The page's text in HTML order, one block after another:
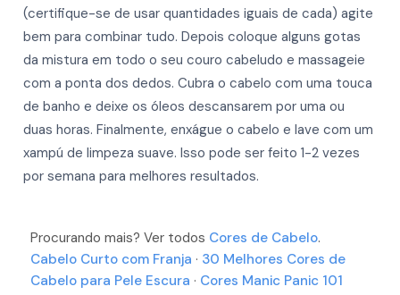
(certifique-se de usar quantidades iguais de cada) agite
bem para combinar tudo. Depois coloque alguns gotas
da mistura em todo o seu couro cabeludo e massageie
com a ponta dos dedos. Cubra o cabelo com uma touca
de banho e deixe os óleos descansarem por uma ou
duas horas. Finalmente, enxágue o cabelo e lave com um
xampú de limpeza suave. Isso pode ser feito 1-2 vezes
por semana para melhores resultados.
Procurando mais? Ver todos Cores de Cabelo.
Cabelo Curto com Franja · 30 Melhores Cores de
Cabelo para Pele Escura · Cores Manic Panic 101